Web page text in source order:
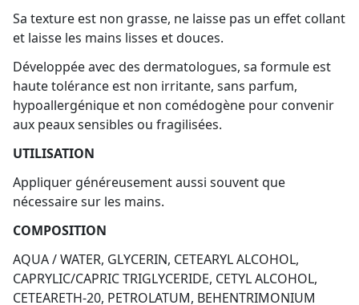
Sa texture est non grasse, ne laisse pas un effet collant
et laisse les mains lisses et douces.
Développée avec des dermatologues, sa formule est
haute tolérance est non irritante, sans parfum,
hypoallergénique et non comédogène pour convenir
aux peaux sensibles ou fragilisées.
UTILISATION
Appliquer généreusement aussi souvent que
nécessaire sur les mains.
COMPOSITION
AQUA / WATER, GLYCERIN, CETEARYL ALCOHOL,
CAPRYLIC/CAPRIC TRIGLYCERIDE, CETYL ALCOHOL,
CETEARETH-20, PETROLATUM, BEHENTRIMONIUM